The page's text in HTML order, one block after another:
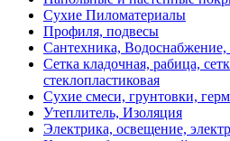
Сухие Пиломатериалы
Профиля, подвесы
Сантехника,
Сетка кладочная, рабица,
стеклопластиковая
Сухие смеси, грунтовки,
Утеплитель, Изоляция
Электрика, освещение,